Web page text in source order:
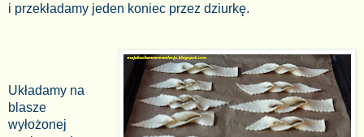
i przekładamy jeden koniec przez dziurkę.
Układamy na
blasze
wyłożonej